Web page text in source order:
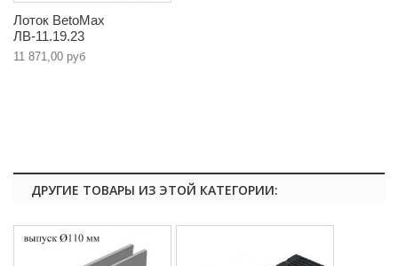
Лоток BetoMax
ЛВ-11.19.23
11 871,00 руб
ДРУГИЕ ТОВАРЫ ИЗ ЭТОЙ КАТЕГОРИИ: